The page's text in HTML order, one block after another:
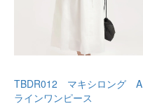
TBDR012 マキシロング A
ラインワンピース